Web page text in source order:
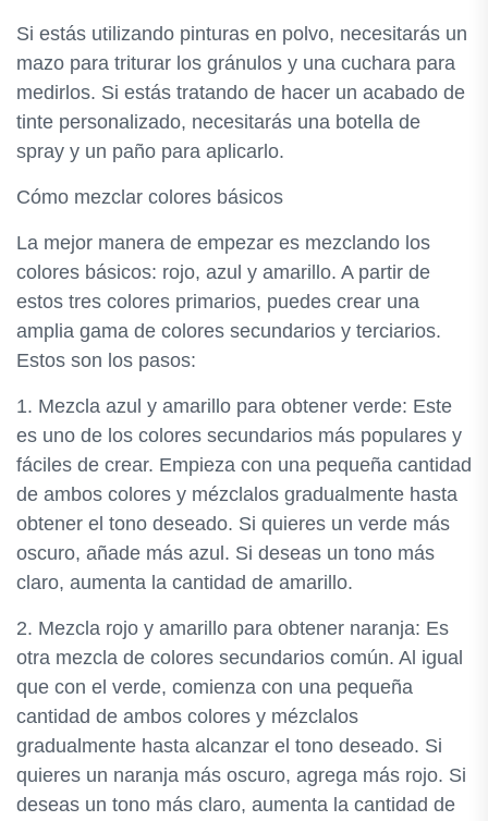
Si estás utilizando pinturas en polvo, necesitarás un
mazo para triturar los gránulos y una cuchara para
medirlos. Si estás tratando de hacer un acabado de
tinte personalizado, necesitarás una botella de
spray y un paño para aplicarlo.
Cómo mezclar colores básicos
La mejor manera de empezar es mezclando los
colores básicos: rojo, azul y amarillo. A partir de
estos tres colores primarios, puedes crear una
amplia gama de colores secundarios y terciarios.
Estos son los pasos:
1. Mezcla azul y amarillo para obtener verde: Este
es uno de los colores secundarios más populares y
fáciles de crear. Empieza con una pequeña cantidad
de ambos colores y mézclalos gradualmente hasta
obtener el tono deseado. Si quieres un verde más
oscuro, añade más azul. Si deseas un tono más
claro, aumenta la cantidad de amarillo.
2. Mezcla rojo y amarillo para obtener naranja: Es
otra mezcla de colores secundarios común. Al igual
que con el verde, comienza con una pequeña
cantidad de ambos colores y mézclalos
gradualmente hasta alcanzar el tono deseado. Si
quieres un naranja más oscuro, agrega más rojo. Si
deseas un tono más claro, aumenta la cantidad de